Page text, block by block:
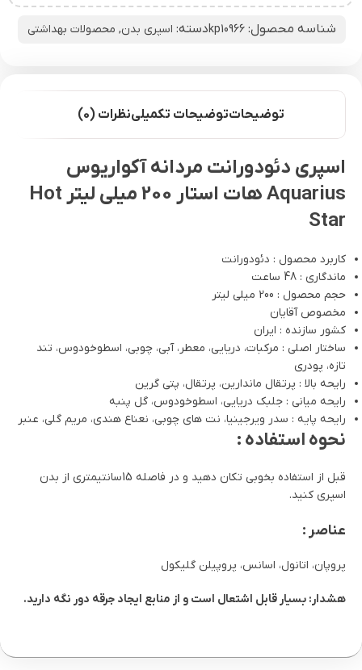
شناسه محصول: kp10966دسته: اسپری بدن, محصولات بهداشتی
توضیحاتتوضیحات تکمیلینظرات (0)
اسپری دئودورانت مردانه آکواریوس
Aquarius هات استار 200 میلی لیتر Hot
Star
کاربرد محصول : دئودورانت
ماندگاری : 48 ساعت
حجم محصول : 200 میلی لیتر
مخصوص آقایان
کشور سازنده : ایران
ساختار اصلی : مرکبات، دریایی، معطر، آبی، چوبی، اسطوخودوس، تند
تازه، پودری
رایحه بالا : پرتقال ماندارین، پرتقال، پتی گرین
رایحه میانی : جلبک دریایی، اسطوخودوس، گل پنبه
رایحه پایه : سدر ویرجینیا، نت های چوبی، نعناع هندی، مریم گلی، عنبر
نحوه استفاده :
قبل از استفاده بخوبی تکان دهید و در فاصله 15سانتیمتری از بدن
اسپری کنید.
عناصر :
پروپان، اتانول، اسانس، پروپیلن گلیکول
هشدار: بسیار قابل اشتعال است و از منابع ایجاد جرقه دور نگه دارید.